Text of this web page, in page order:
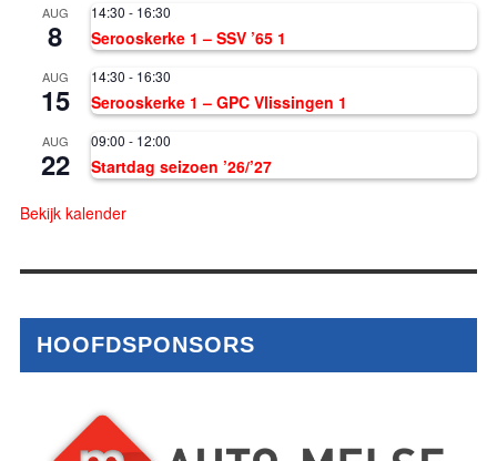
AUG
8
14:30 - 16:30
Serooskerke 1 – SSV ’65 1
AUG
15
14:30 - 16:30
Serooskerke 1 – GPC Vlissingen 1
AUG
22
09:00 - 12:00
Startdag seizoen ’26/’27
Bekijk kalender
HOOFDSPONSORS